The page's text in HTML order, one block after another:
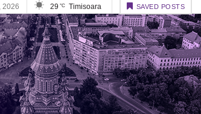
2026 29 °C Timisoara SAVED POSTS